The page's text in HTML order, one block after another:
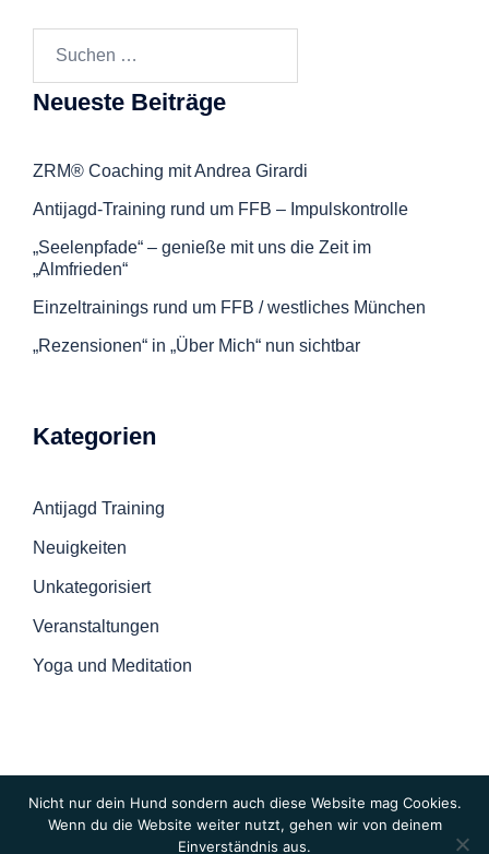
Neueste Beiträge
ZRM® Coaching mit Andrea Girardi
Antijagd-Training rund um FFB – Impulskontrolle
„Seelenpfade“ – genieße mit uns die Zeit im
„Almfrieden“
Einzeltrainings rund um FFB / westliches München
„Rezensionen“ in „Über Mich“ nun sichtbar
Kategorien
Antijagd Training
Neuigkeiten
Unkategorisiert
Veranstaltungen
Yoga und Meditation
Nicht nur dein Hund sondern auch diese Website mag Cookies.
Wenn du die Website weiter nutzt, gehen wir von deinem
Einverständnis aus.